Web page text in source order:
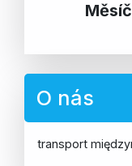
O nás
transport